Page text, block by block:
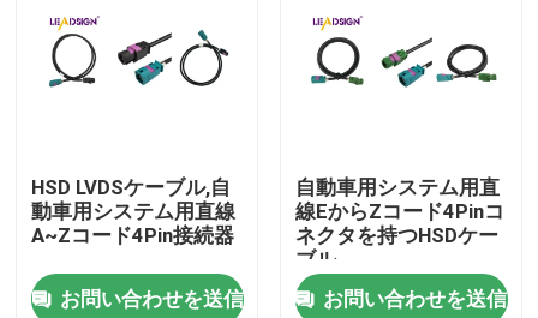
動画
工場見学
品質管理
HSD LVDSケーブル,自
動車用システム用直線
A~Zコード4Pin接続器
お問い合わせを送信
自動車用システム用直
線EからZコード4Pinコ
ネクタを持つHSDケー
ブル
お問い合わせを送信